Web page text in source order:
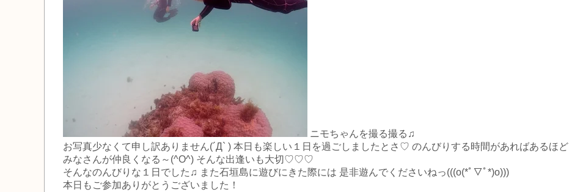
ニモちゃんを撮る撮る♫
お写真少なくて申し訳ありません(´Д` ) 本日も楽しい１日を過ごしましたとさ♡ のんびりする時間があればあるほど
みなさんが仲良くなる～(^O^) そんな出逢いも大切♡♡♡
そんなのんびりな１日でした♫ また石垣島に遊びにきた際には 是非遊んでくださいねっ(((o(*ﾟ▽ﾟ*)o)))
本日もご参加ありがとうございました！